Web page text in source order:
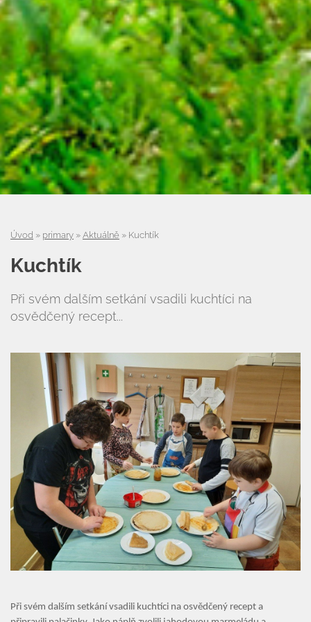
Úvod
Úvod » primary » Aktuálně » Kuchtík
Kuchtík
Při svém dalším setkání vsadili kuchtíci na
osvědčený recept...
Při svém dalším setkání vsadili kuchtíci na osvědčený recept a